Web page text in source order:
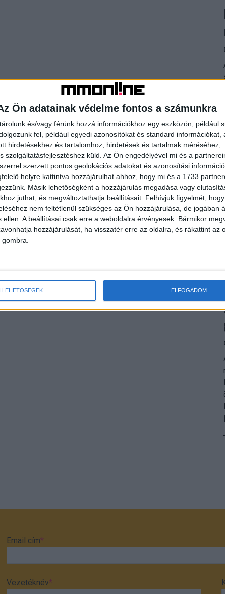
Ön adatainak védelme fontos a számunkra
és/vagy férünk hozzá információkhoz egy eszközön, például
fel, például egyedi azonosítókat és standard információkat,
hirdetésekhez és tartalomhoz, hirdetések és tartalmak méréséhez,
szolgáltatásfejlesztéshez küld. Az Ön engedélyével mi és a
szerzett pontos geolokációs adatokat és azonosítási
helyre kattintva hozzájárulhat ahhoz, hogy mi és a 1733
Másik lehetőségként a hozzájárulás megadása vagy
juthat, és megváltoztathatja beállításait. Felhívjuk figyelmét,
nem feltétlenül szükséges az Ön hozzájárulása, de jogában
ellen. A beállításai csak erre a weboldalra érvényesek. Bármikor
hozzájárulását, ha visszatér erre az oldalra, és rákattint az
gombra.
LEHETŐSÉGEK ELFOGADOM
Email cím*
Vezetéknév*